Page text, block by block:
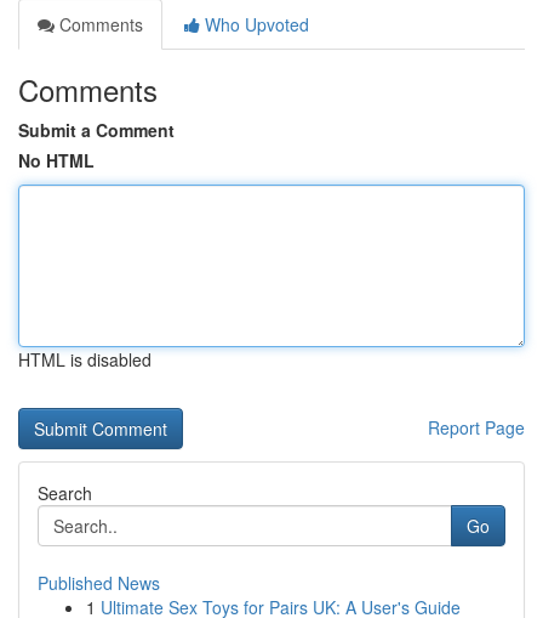
Comments
Who Upvoted
Comments
Submit a Comment
No HTML
HTML is disabled
Report Page
Search
Go
Published News
1 Ultimate Sex Toys for Pairs UK: A User's Guide